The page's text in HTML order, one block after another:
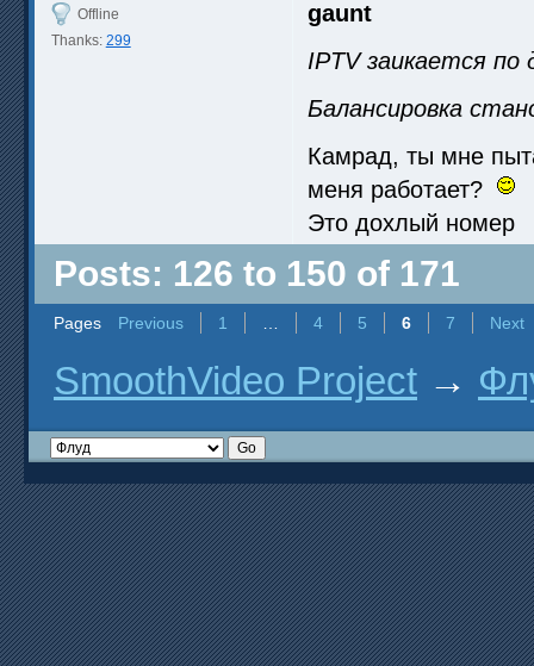
Offline
Thanks: 299
gaunt
IPTV заикается по
Балансировка
Камрад, ты мне
меня работает?
Это дохлый номер
Posts: 126 to 150 of 171
Pages Previous 1 4 5 6 7 Next
SmoothVideo Project →